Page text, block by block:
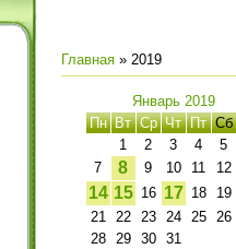
Главная » 2019
Январь 2019
Пн Вт Ср Чт Пт Сб
1
2 3 4
5
7
8 9 10 11 12
14 15 16 17 18
19
21
22 23 24 25
26
28
29 30 31